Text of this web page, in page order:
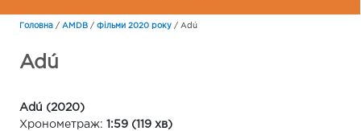
Головна / AMDB / Фільми 2020 року / Adú
Adú
Adú (2020)
Хронометраж: 1:59 (119 хв)